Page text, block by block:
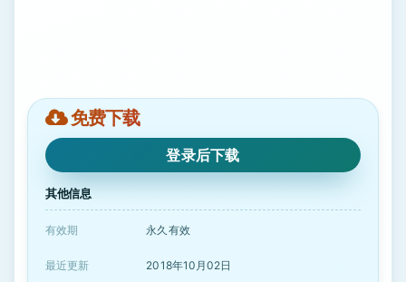
免费下载
登录后下载
其他信息
有效期 永久有效
最近更新 2018年10月02日